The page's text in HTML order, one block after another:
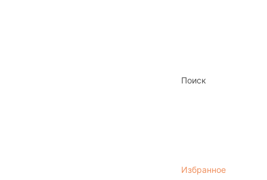
Поиск
Избранное